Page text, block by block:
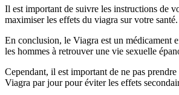
Il est important de suivre les instructions de
maximiser les effets du viagra sur votre santé.
En conclusion, le Viagra est un médicament
les hommes à retrouver une vie sexuelle
Cependant, il est important de ne pas
Viagra par jour pour éviter les effets